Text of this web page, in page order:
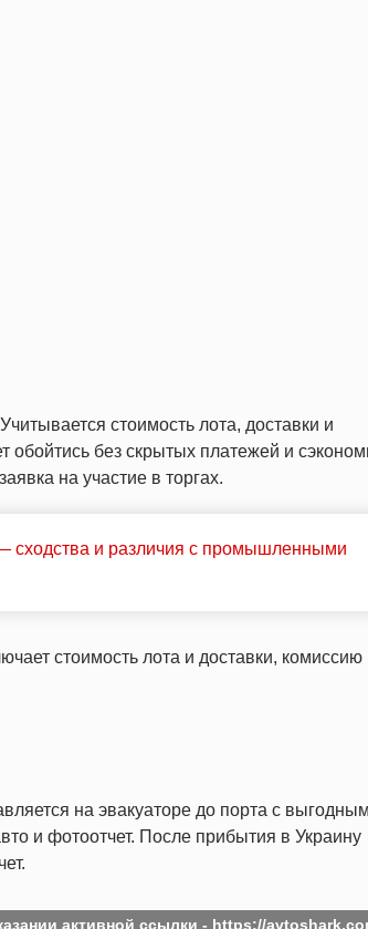
стоимость лота, доставки и
без скрытых платежей и
на участие в торгах.
сходства и различия с промышленными
стоимость лота и доставки, комиссию
на эвакуаторе до порта с
и фотоотчет. После прибытия в Украину
активной ссылки - https://